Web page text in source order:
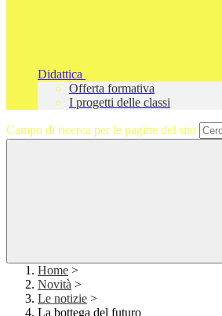
Didattica
Offerta formativa
I progetti delle classi
Campo di ricerca per le pagine del sito
Home >
Novità >
Le notizie >
La bottega del futuro